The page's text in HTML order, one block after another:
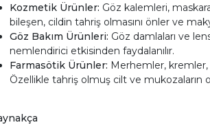
Kozmetik Ürünler: Göz kalemleri,
bileşen, cildin tahriş olmasını önler ve
Göz Bakım Ürünleri: Göz damlaları ve
nemlendirici etkisinden faydalanılır.
Farmasötik Ürünler: Merhemler,
Özellikle tahriş olmuş cilt ve mukozaların